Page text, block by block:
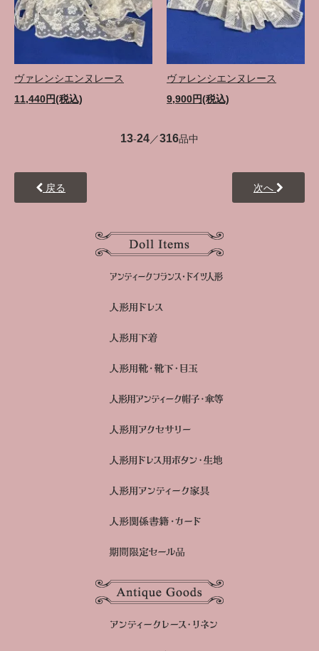
ヴァレンシエンヌレース
11,440円(税込)
ヴァレンシエンヌレース
9,900円(税込)
13-24／316品中
戻る 次へ